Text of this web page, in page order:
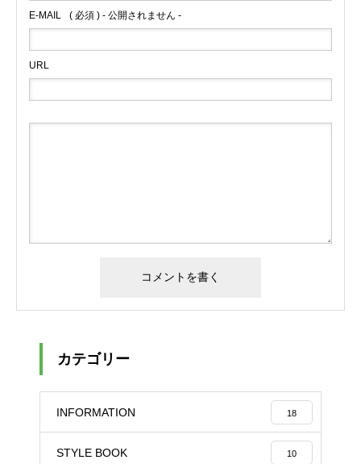
E-MAIL ( 必須 ) - 公開されません -
URL
カテゴリー
INFORMATION 18
STYLE BOOK 10